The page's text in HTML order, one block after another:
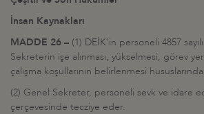
İnsan Kaynakları
MADDE 26 – (1) DEİK'in personeli 4857
Sekreterin işe alınması, yükselmesi, görev
çalışma koşullarının belirlenmesi
(2) Genel Sekreter, personeli sevk ve idare
çerçevesinde tecziye eder.